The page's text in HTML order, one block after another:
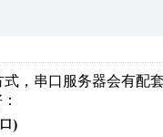
，串口服务器会有